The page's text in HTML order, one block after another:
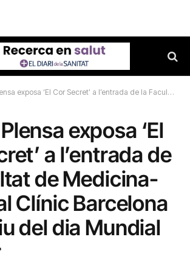
Cor Secret’ a l’entrada de la Facultat de Medicina-Hospital Clínic Barcelona en motiu del dia Mundial del Cor
exposa ‘El
a l’entrada de
de Medicina-
Clínic Barcelona
del dia Mundial